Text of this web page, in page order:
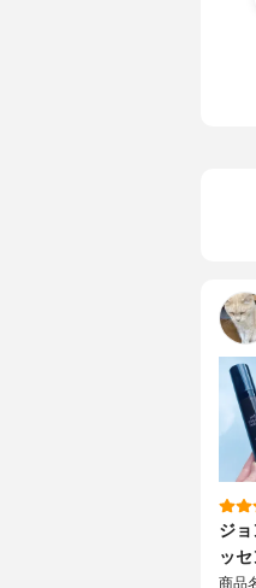
ジ
ッ
商品